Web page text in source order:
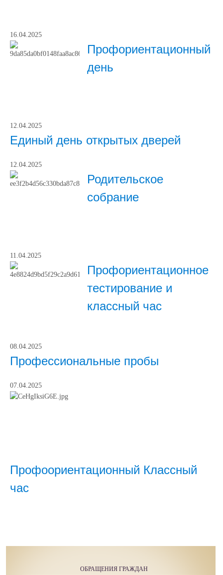
16.04.2025
Профориентационный
день
12.04.2025
Единый день открытых дверей
12.04.2025
Родительское
собрание
11.04.2025
Профориентационное
тестирование и
классный час
08.04.2025
Профессиональные пробы
07.04.2025
Профоориентационный Классный
час
ОБРАЩЕНИЯ ГРАЖДАН